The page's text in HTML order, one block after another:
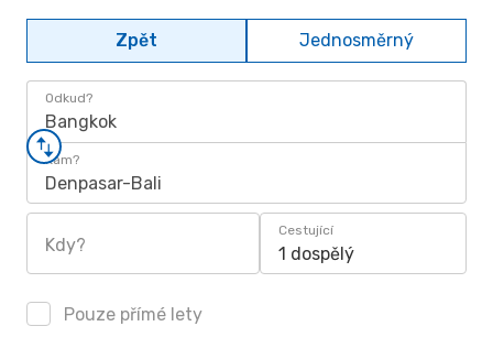
Zpět Jednosměrný
Odkud?
Bangkok
Kam?
Denpasar-Bali
Kdy?
Cestující
1 dospělý
Pouze přímé lety